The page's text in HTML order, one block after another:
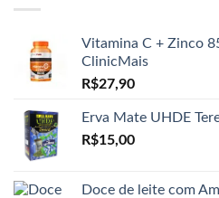
Vitamina C + Zinco
ClinicMais
R$27,90
Erva Mate UHDE
R$15,00
Doce de leite com